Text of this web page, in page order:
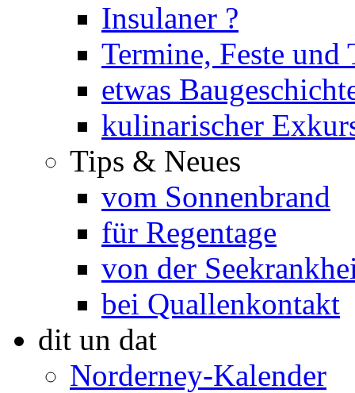
Insulaner ?
Termine, Feste und
etwas
kulinarischer
Tips & Neues
vom Sonnenbrand
für Regentage
von der
bei Quallenkontakt
dit un dat
Norderney-Kalender